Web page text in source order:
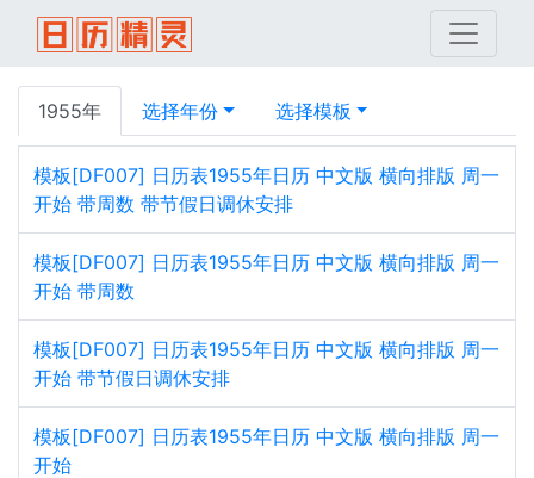
1955年 选择年份 选择模板
模板[DF007] 日历表1955年日历 中文版 横向排版 周一
开始 带周数 带节假日调休安排
模板[DF007] 日历表1955年日历 中文版 横向排版 周一
开始 带周数
模板[DF007] 日历表1955年日历 中文版 横向排版 周一
开始 带节假日调休安排
模板[DF007] 日历表1955年日历 中文版 横向排版 周一
开始